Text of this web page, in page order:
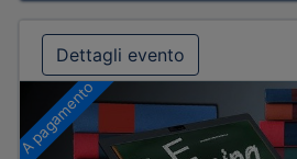
Dettagli evento
A pagamento